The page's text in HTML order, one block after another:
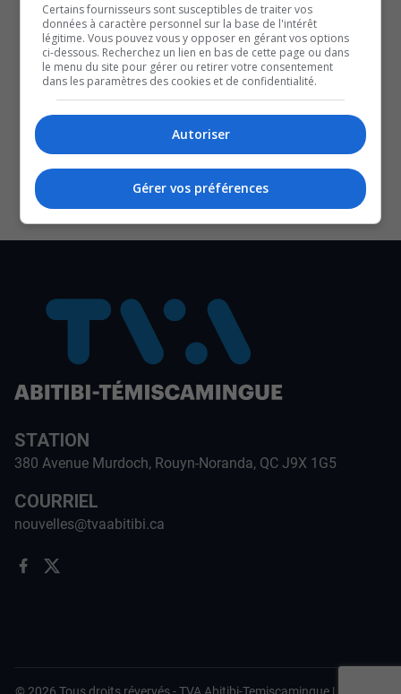
QUESTION DU JOUR
Commentaires
SOUTENIR NOS MÉDIAS, C’EST PROTÉGER NOTRE
CULTURE ET NOTRE ÉCONOMIE
STATION
380 Avenue Murdoch, Rouyn-Noranda, QC J9X 1G5
COURRIEL
nouvelles@tvaabitibi.ca
© 2026 Tous droits révervés -TVA Abitibi-Temiscamingue |
Certains fournisseurs sont susceptibles de traiter vos
données à caractère personnel sur la base de l'intérêt
légitime. Vous pouvez vous y opposer en gérant vos options
ci-dessous. Recherchez un lien en bas de cette page ou dans
le menu du site pour gérer ou retirer votre consentement
dans les paramètres des cookies et de confidentialité.
Autoriser
Gérer vos préférences